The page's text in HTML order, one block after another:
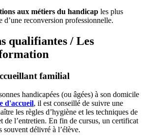
aux métiers du handicap les plus
d’une reconversion professionnelle.
qualifiantes / Les
familial
handicapées (ou âgées) à son domicile
d'accueil, il est conseillé de suivre une
les règles d’hygiène et les techniques de
de l’entretien. En fin de cursus, un certificat
souvent délivré à l’élève.